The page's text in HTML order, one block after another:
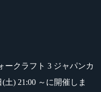
ークラフト 3 ジャパンカ
土) 21:00 ～に開催しま